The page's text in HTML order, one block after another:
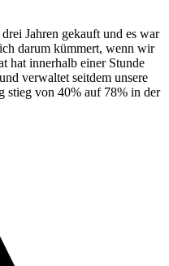
Jahren gekauft und es war
darum kümmert, wenn wir
hat innerhalb einer Stunde
verwaltet seitdem unsere
stieg von 40% auf 78% in der